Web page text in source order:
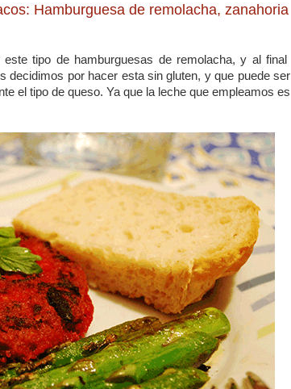
Hamburguesa de remolacha, zanahoria
tipo de hamburguesas de remolacha, y al final
decidimos por hacer esta sin gluten, y que puede ser
el tipo de queso. Ya que la leche que empleamos es